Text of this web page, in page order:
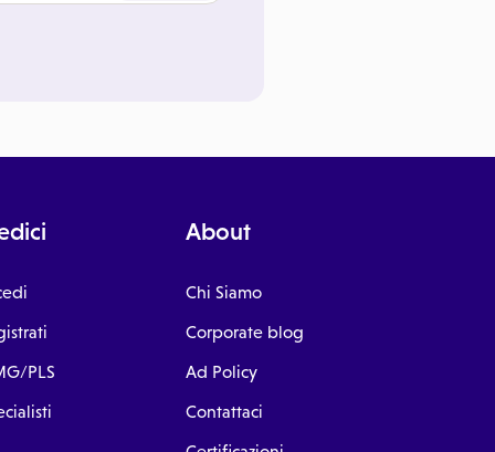
PLS
About
Chi Siamo
Corporate blog
Ad Policy
Contattaci